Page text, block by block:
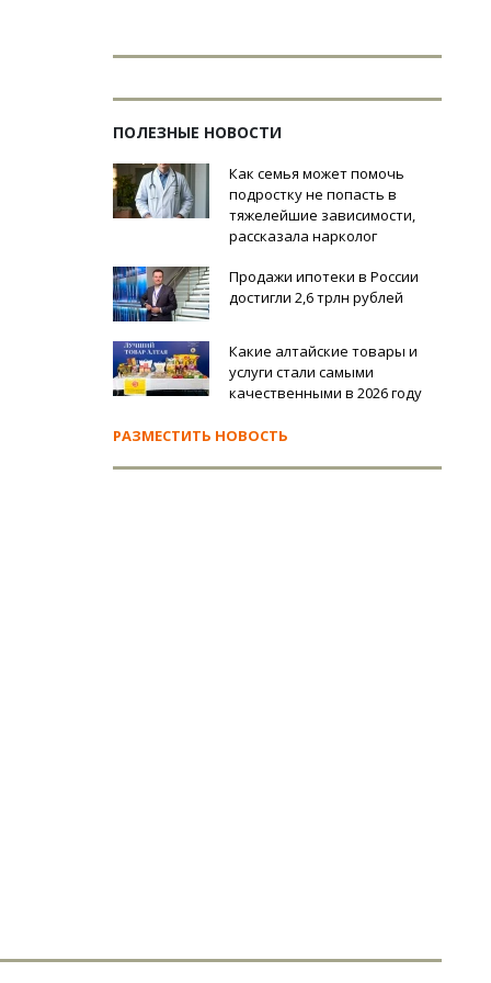
ПОЛЕЗНЫЕ НОВОСТИ
Как семья может помочь
подростку не попасть в
тяжелейшие зависимости,
рассказала нарколог
Продажи ипотеки в России
достигли 2,6 трлн рублей
Какие алтайские товары и
услуги стали самыми
качественными в 2026 году
РАЗМЕСТИТЬ НОВОСТЬ